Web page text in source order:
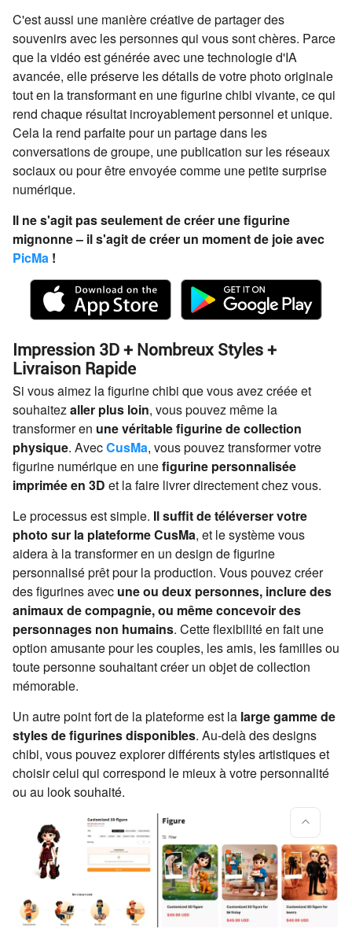
C'est aussi une manière créative de partager des
souvenirs avec les personnes qui vous sont chères. Parce
que la vidéo est générée avec une technologie d'IA
avancée, elle préserve les détails de votre photo originale
tout en la transformant en une figurine chibi vivante, ce qui
rend chaque résultat incroyablement personnel et unique.
Cela la rend parfaite pour un partage dans les
conversations de groupe, une publication sur les réseaux
sociaux ou pour être envoyée comme une petite surprise
numérique.
Il ne s'agit pas seulement de créer une figurine
mignonne – il s'agit de créer un moment de joie avec
PicMa !
Impression 3D + Nombreux Styles +
Livraison Rapide
Si vous aimez la figurine chibi que vous avez créée et
souhaitezaller plus loin, vous pouvez même la
transformer en une véritable figurine de collection
physique. AvecCusMa, vous pouvez transformer votre
figurine numérique en unefigurine personnalisée
imprimée en 3D et la faire livrer directement chez vous.
Le processus est simple. Il suffit de téléverser votre
photo sur la plateforme CusMa, et le système vous
aidera à la transformer en un design de figurine
personnalisé prêt pour la production. Vous pouvez créer
des figurines avec une ou deux personnes, inclure des
animaux de compagnie, ou même concevoir des
personnages non humains. Cette flexibilité en fait une
option amusante pour les couples, les amis, les familles ou
toute personne souhaitant créer un objet de collection
mémorable.
Un autre point fort de la plateforme est la large gamme de
styles de figurines disponibles. Au-delà des designs
chibi, vous pouvez explorer différents styles artistiques et
choisir celui qui correspond le mieux à votre personnalité
ou au look souhaité.